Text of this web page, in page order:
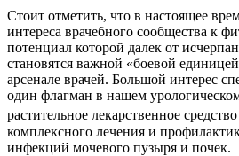
Стоит отметить, что в настоящее
интереса врачебного сообщества к
потенциал которой далек от
становятся важной «боевой
арсенале врачей. Большой интерес
один флагман в нашем
растительное лекарственное средство
комплексного лечения и
инфекций мочевого пузыря и почек.